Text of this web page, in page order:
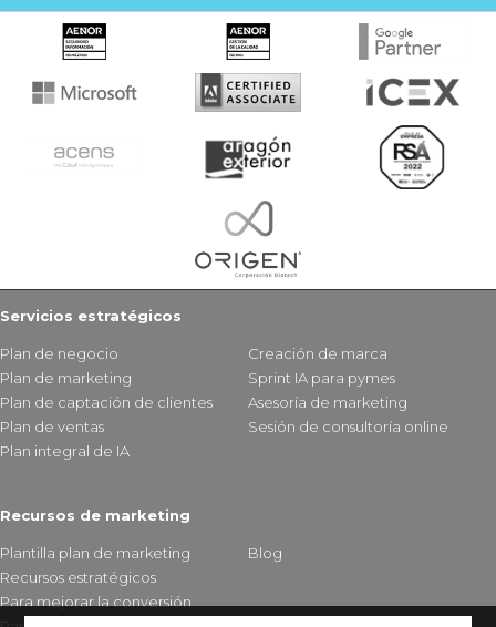
Servicios estratégicos
Plan de negocio
Plan de marketing
Plan de captación de clientes
Plan de ventas
Plan integral de IA
Creación de marca
Sprint IA para pymes
Asesoría de marketing
Sesión de consultoría online
Recursos de marketing
Plantilla plan de marketing
Recursos estratégicos
Para mejorar la conversión
Blog